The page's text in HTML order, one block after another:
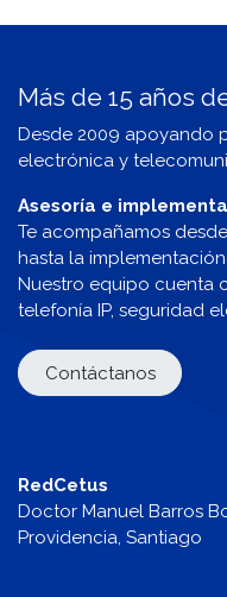
Más de 15 años
Desde 2009 apoyando
electrónica y
Asesoría e
Te acompañamos
hasta la
Nuestro equipo cuenta
telefonía IP, seguridad
Contáctanos
RedCetus
Doctor Manuel Barros
Providencia, Santiago